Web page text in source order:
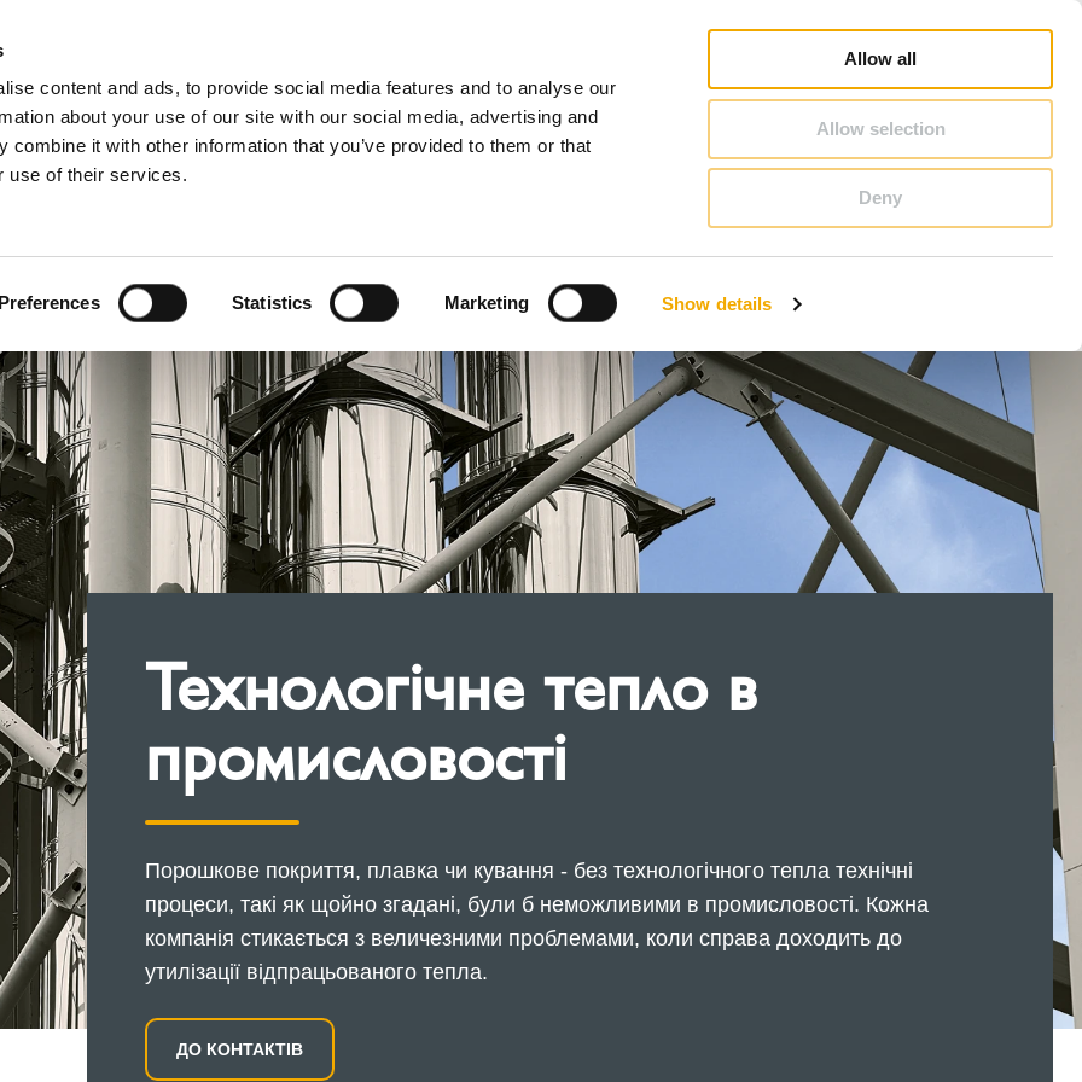
content and ads, to provide social media features and to analyse our
about your use of our site with our social media, advertising and
combine it with other information that you’ve provided to them or that
use of their services.
Preferences Statistics Marketing Show details
Allow all
Allow selection
Deny
(французька) Болгарія
Боснія
Німеччина
Польща
Словаччина
Словенія
Франція
Фінляндія
Швейцарія
Сервіс Для професіоналів
Технологічне тепло в
промисловості
Порошкове покриття, плавка чи кування - без технологічного тепла технічні
процеси, такі як щойно згадані, були б неможливими в промисловості. Кожна
компанія стикається з величезними проблемами, коли справа доходить до
утилізації відпрацьованого тепла.
ДО КОНТАКТІВ